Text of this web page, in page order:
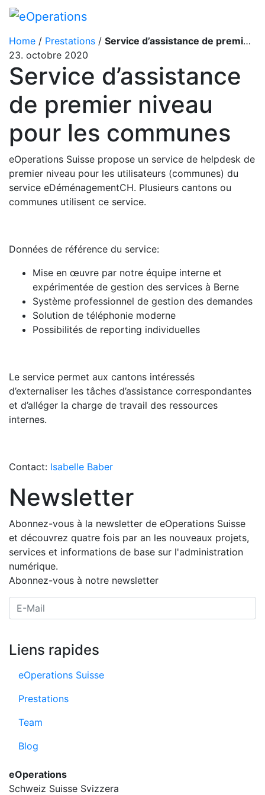
Home / Prestations / Service d’assistance de premier niveau pour les communes
23. octobre 2020
Service d’assistance
de premier niveau
pour les communes
eOperations Suisse propose un service de helpdesk de
premier niveau pour les utilisateurs (communes) du
service eDéménagementCH. Plusieurs cantons ou
communes utilisent ce service.
Données de référence du service:
Mise en œuvre par notre équipe interne et
expérimentée de gestion des services à Berne
Système professionnel de gestion des demandes
Solution de téléphonie moderne
Possibilités de reporting individuelles
Le service permet aux cantons intéressés
d’externaliser les tâches d’assistance correspondantes
et d’alléger la charge de travail des ressources
internes.
Contact: Isabelle Baber
Newsletter
Abonnez-vous à la newsletter de eOperations Suisse
et découvrez quatre fois par an les nouveaux projets,
services et informations de base sur l'administration
numérique.
Abonnez-vous à notre newsletter
E-Mail Adresse
eOperations
Schweiz Suisse Svizzera
Liens rapides
eOperations Suisse
Prestations
Team
Blog